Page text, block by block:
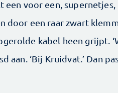
een voor een,
door een raar zwart
kabel heen grijpt.
aan. ‘Bij Kruidvat.’ Dan